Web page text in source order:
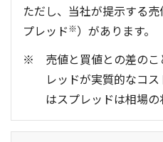
ただし、当社が提示する
プレッド※）があります。
売値と買値との差の
レッドが実質的なコ
はスプレッドは相場の